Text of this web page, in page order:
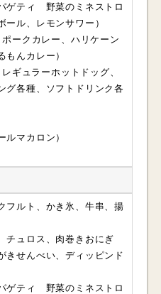
ゲティ 野菜のミネストロ
ール、レモンサワー）
ークカレー、ハリケーン
もんカレー）
ギュラーホットドッグ、
グ各種、ソフトドリンク各
ルマカロン）
フルト、かき氷、牛串、揚
チュロス、肉巻きおにぎ
きせんべい、ディッピンド
ゲティ 野菜のミネストロ